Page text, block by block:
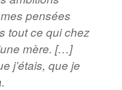
pensées
tout ce qui chez
mère. […]
j’étais, que je